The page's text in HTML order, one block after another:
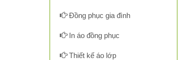
Đồng phục gia đình
In áo đồng phục
Thiết kế áo lớp